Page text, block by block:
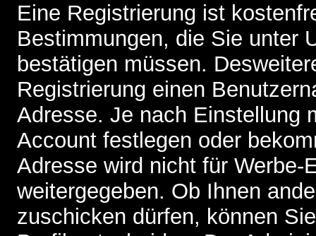
Eine Registrierung ist
Bestimmungen, die Sie unter
bestätigen müssen.
Registrierung einen
Adresse. Je nach Einstellung
Account festlegen oder
Adresse wird nicht für
weitergegeben. Ob Ihnen
zuschicken dürfen, können